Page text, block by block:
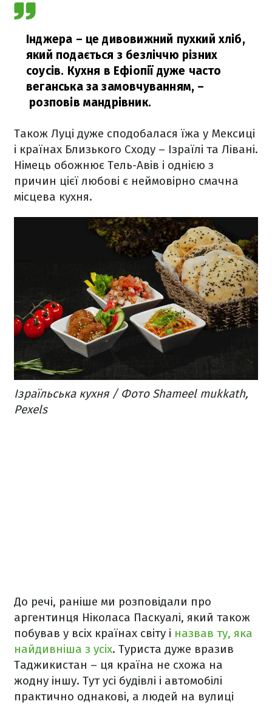
Інджера – це дивовижний пухкий хліб,
який подається з безліччю різних
соусів. Кухня в Ефіопії дуже часто
веганська за замовчуванням, –
розповів мандрівник.
Також Луці дуже сподобалася їжа у Мексиці
і країнах Близького Сходу – Ізраїлі та Лівані.
Німець обожнює Тель-Авів і однією з
причин цієї любові є неймовірно смачна
місцева кухня.
Ізраїльська кухня / Фото Shameel mukkath,
Pexels
До речі, раніше ми розповідали про
аргентинця Ніколаса Паскуалі, який також
побував у всіх країнах світу і назвав ту, яка
найдивніша з усіх. Туриста дуже вразив
Таджикистан – ця країна не схожа на
жодну іншу. Тут усі будівлі і автомобілі
практично однакові, а людей на вулиці